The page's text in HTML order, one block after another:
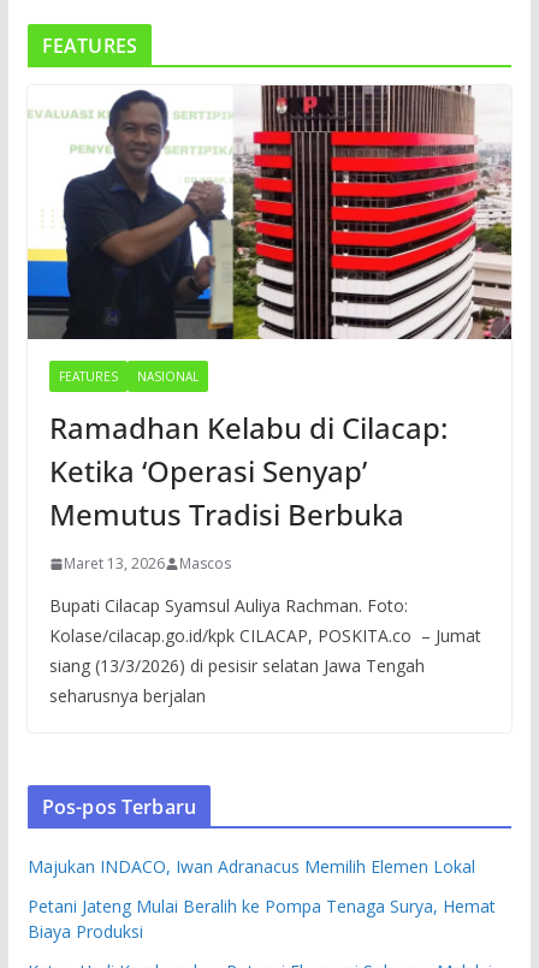
FEATURES
FEATURES NASIONAL
Ramadhan Kelabu di Cilacap:
Ketika ‘Operasi Senyap’
Memutus Tradisi Berbuka
Maret 13, 2026 Mascos
Bupati Cilacap Syamsul Auliya Rachman. Foto:
Kolase/cilacap.go.id/kpk CILACAP, POSKITA.co – Jumat
siang (13/3/2026) di pesisir selatan Jawa Tengah
seharusnya berjalan
Pos-pos Terbaru
Majukan INDACO, Iwan Adranacus Memilih Elemen Lokal
Petani Jateng Mulai Beralih ke Pompa Tenaga Surya, Hemat
Biaya Produksi